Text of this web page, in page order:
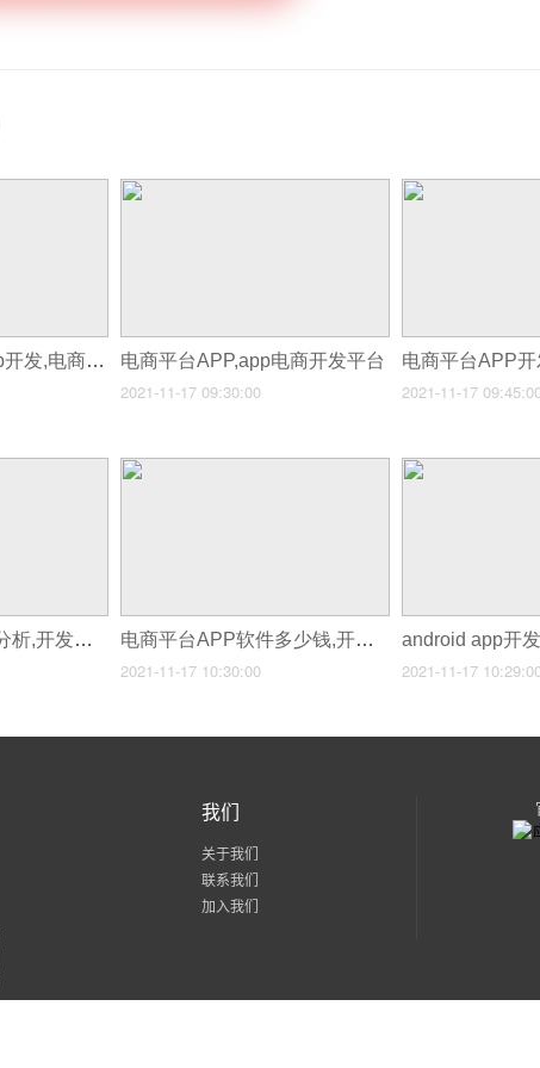
电商小程序封装app开发,电商app开发有什么功能难点 电商平台APP,app电商开发平台
2021-11-17 09:30:00 2021-11-17
电商平台APP营运分析,开发点餐平台app 电商平台APP软件多少钱,开发个电商app需要多少钱
2021-11-17 10:30:00 2021-11-17
我们
关于我们
联系我们
加入我们